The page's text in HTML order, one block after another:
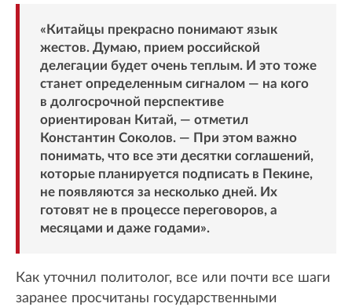
«Китайцы прекрасно понимают язык
жестов. Думаю, прием российской
делегации будет очень теплым. И это тоже
станет определенным сигналом — на кого
в долгосрочной перспективе
ориентирован Китай, — отметил
Константин Соколов. — При этом важно
понимать, что все эти десятки соглашений,
которые планируется подписать в Пекине,
не появляются за несколько дней. Их
готовят не в процессе переговоров, а
месяцами и даже годами».
Как уточнил политолог, все или почти все шаги
заранее просчитаны государственными